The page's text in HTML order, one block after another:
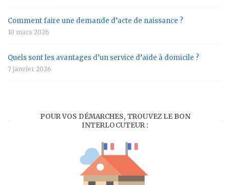
Comment faire une demande d’acte de naissance ?
10 mars 2026
Quels sont les avantages d’un service d’aide à domicile ?
7 janvier 2026
POUR VOS DÉMARCHES, TROUVEZ LE BON
INTERLOCUTEUR :